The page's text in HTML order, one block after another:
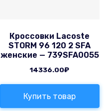
Кроссовки Lacoste
STORM 96 120 2 SFA
женские — 739SFA0055
14336.00₽
Купить товар